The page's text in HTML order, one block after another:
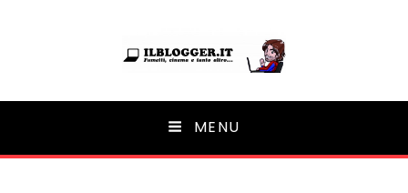
Ilblogger.it
Il portalino di blog | MENU